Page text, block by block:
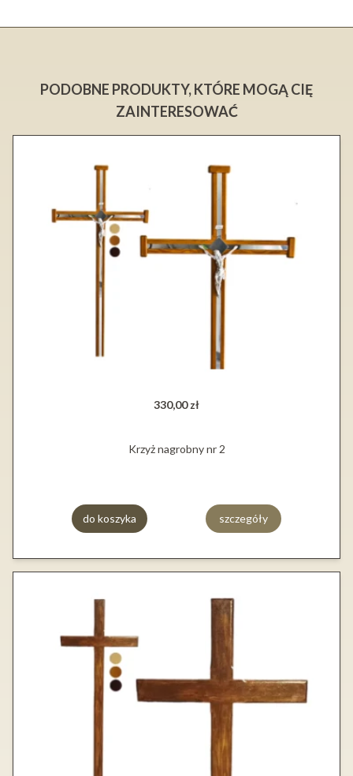
PODOBNE PRODUKTY, KTÓRE MOGĄ CIĘ
ZAINTERESOWAĆ
330,00 zł
Krzyż nagrobny nr 2
do koszyka szczegóły